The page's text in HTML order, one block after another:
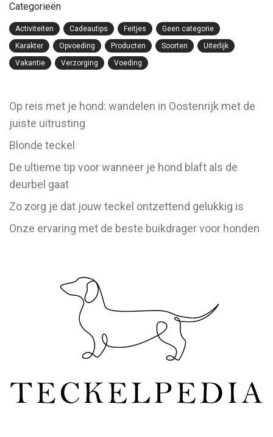
Categorieën
Activiteiten Cadeautips Feitjes
Geen categorie
Karakter
Opvoeding Producten Soorten
Uiterlijk
Vakantie
Verzorging Voeding
Op reis met je hond: wandelen in Oostenrijk met de
juiste uitrusting
Blonde teckel
De ultieme tip voor wanneer je hond blaft als de
deurbel gaat
Zo zorg je dat jouw teckel ontzettend gelukkig is
Onze ervaring met de beste buikdrager voor honden